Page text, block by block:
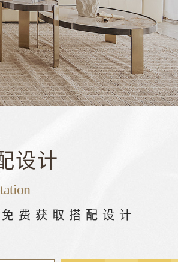
设计
费获取搭配设计